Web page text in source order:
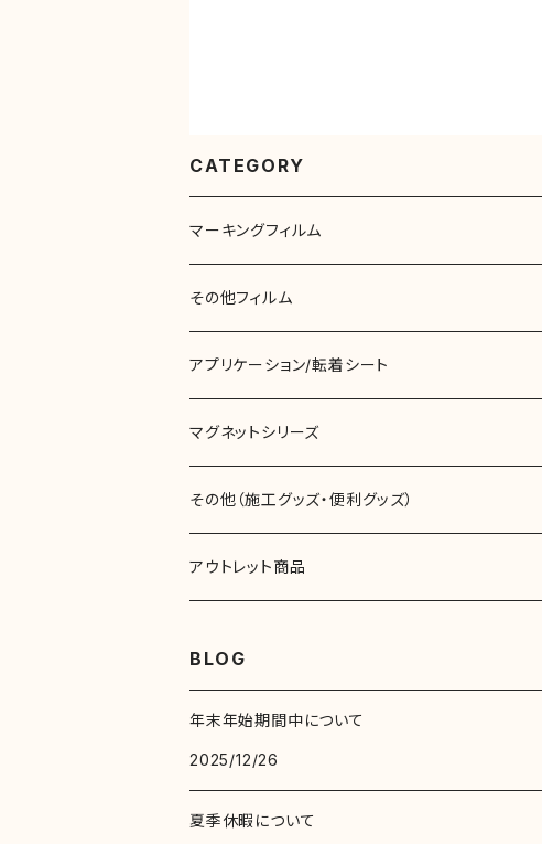
CATEGORY
マーキングフィルム
リベルタカラーリングシート（一般色）
切売
ロール
リベルタブライト（透明･半透明色)
切売
ロール
リベルタシリーズ（その他）
切売
ロール
ニチエカル00シリーズ（屋内用）
切売
リベルタシリーズ（その他）
リベルタカラーリングシート（透明･半透明色)
リベルタカラーリングシート（透明･半透明色)
リベルタシリーズ（その他）
その他フィルム
ガラス用装飾フィルム
切売
ロール
スチールボードフィルム
ラッピングフィルム
アプリケーション/転着シート
マグネットシリーズ
マグネットテープ
マグネットシート
その他（施工グッズ・便利グッズ）
両面テープ
アウトレット商品
その他
BLOG
年末年始期間中について
2025/12/26
夏季休暇について